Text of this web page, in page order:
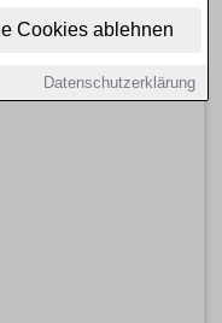
Cookies ablehnen
Datenschutzerklärung